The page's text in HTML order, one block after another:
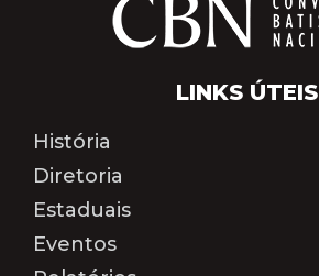
LINKS ÚTEIS
História
Diretoria
Estaduais
Eventos